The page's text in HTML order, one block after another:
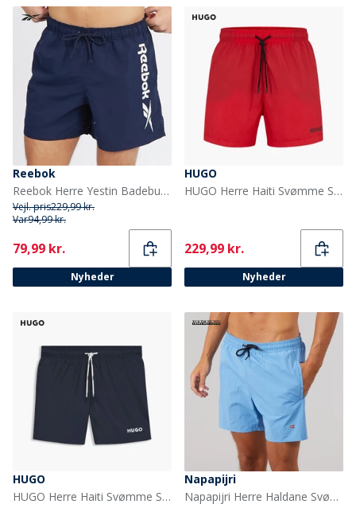
Reebok
Reebok Herre Yestin Badebukser Collegiale Blå
Vejl. pris229,99 kr.
Var94,99 kr.
Current
79,99 kr.
Nyheder
HUGO
HUGO Herre Haiti Svømme Shorts Rød
Current
229,99 kr.
Nyheder
HUGO
HUGO Herre Haiti Svømme Shorts Dark Blue
Napapijri
Napapijri Herre Haldane Svømmebukser Blue Jasper